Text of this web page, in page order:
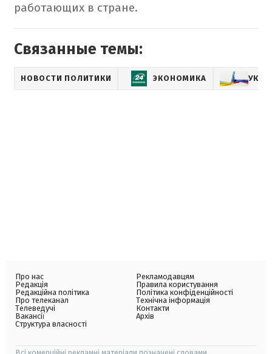
работающих в стране.
Связанные темы:
НОВОСТИ ПОЛИТИКИ ЭКОНОМИКА
Про нас
Редакція
Редакційна політика
Про телеканал
Телеведучі
Вакансії
Структура власності
Рекламодавцям
Правила користування
Політика конфіденційності
Технічна інформація
Контакти
Архів